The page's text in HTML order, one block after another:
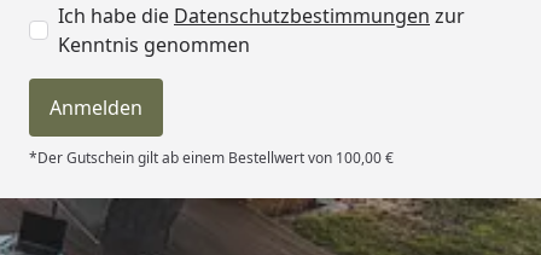
Ich habe die Datenschutzbestimmungen zur
Kenntnis genommen
Anmelden
*Der Gutschein gilt ab einem Bestellwert von 100,00 €